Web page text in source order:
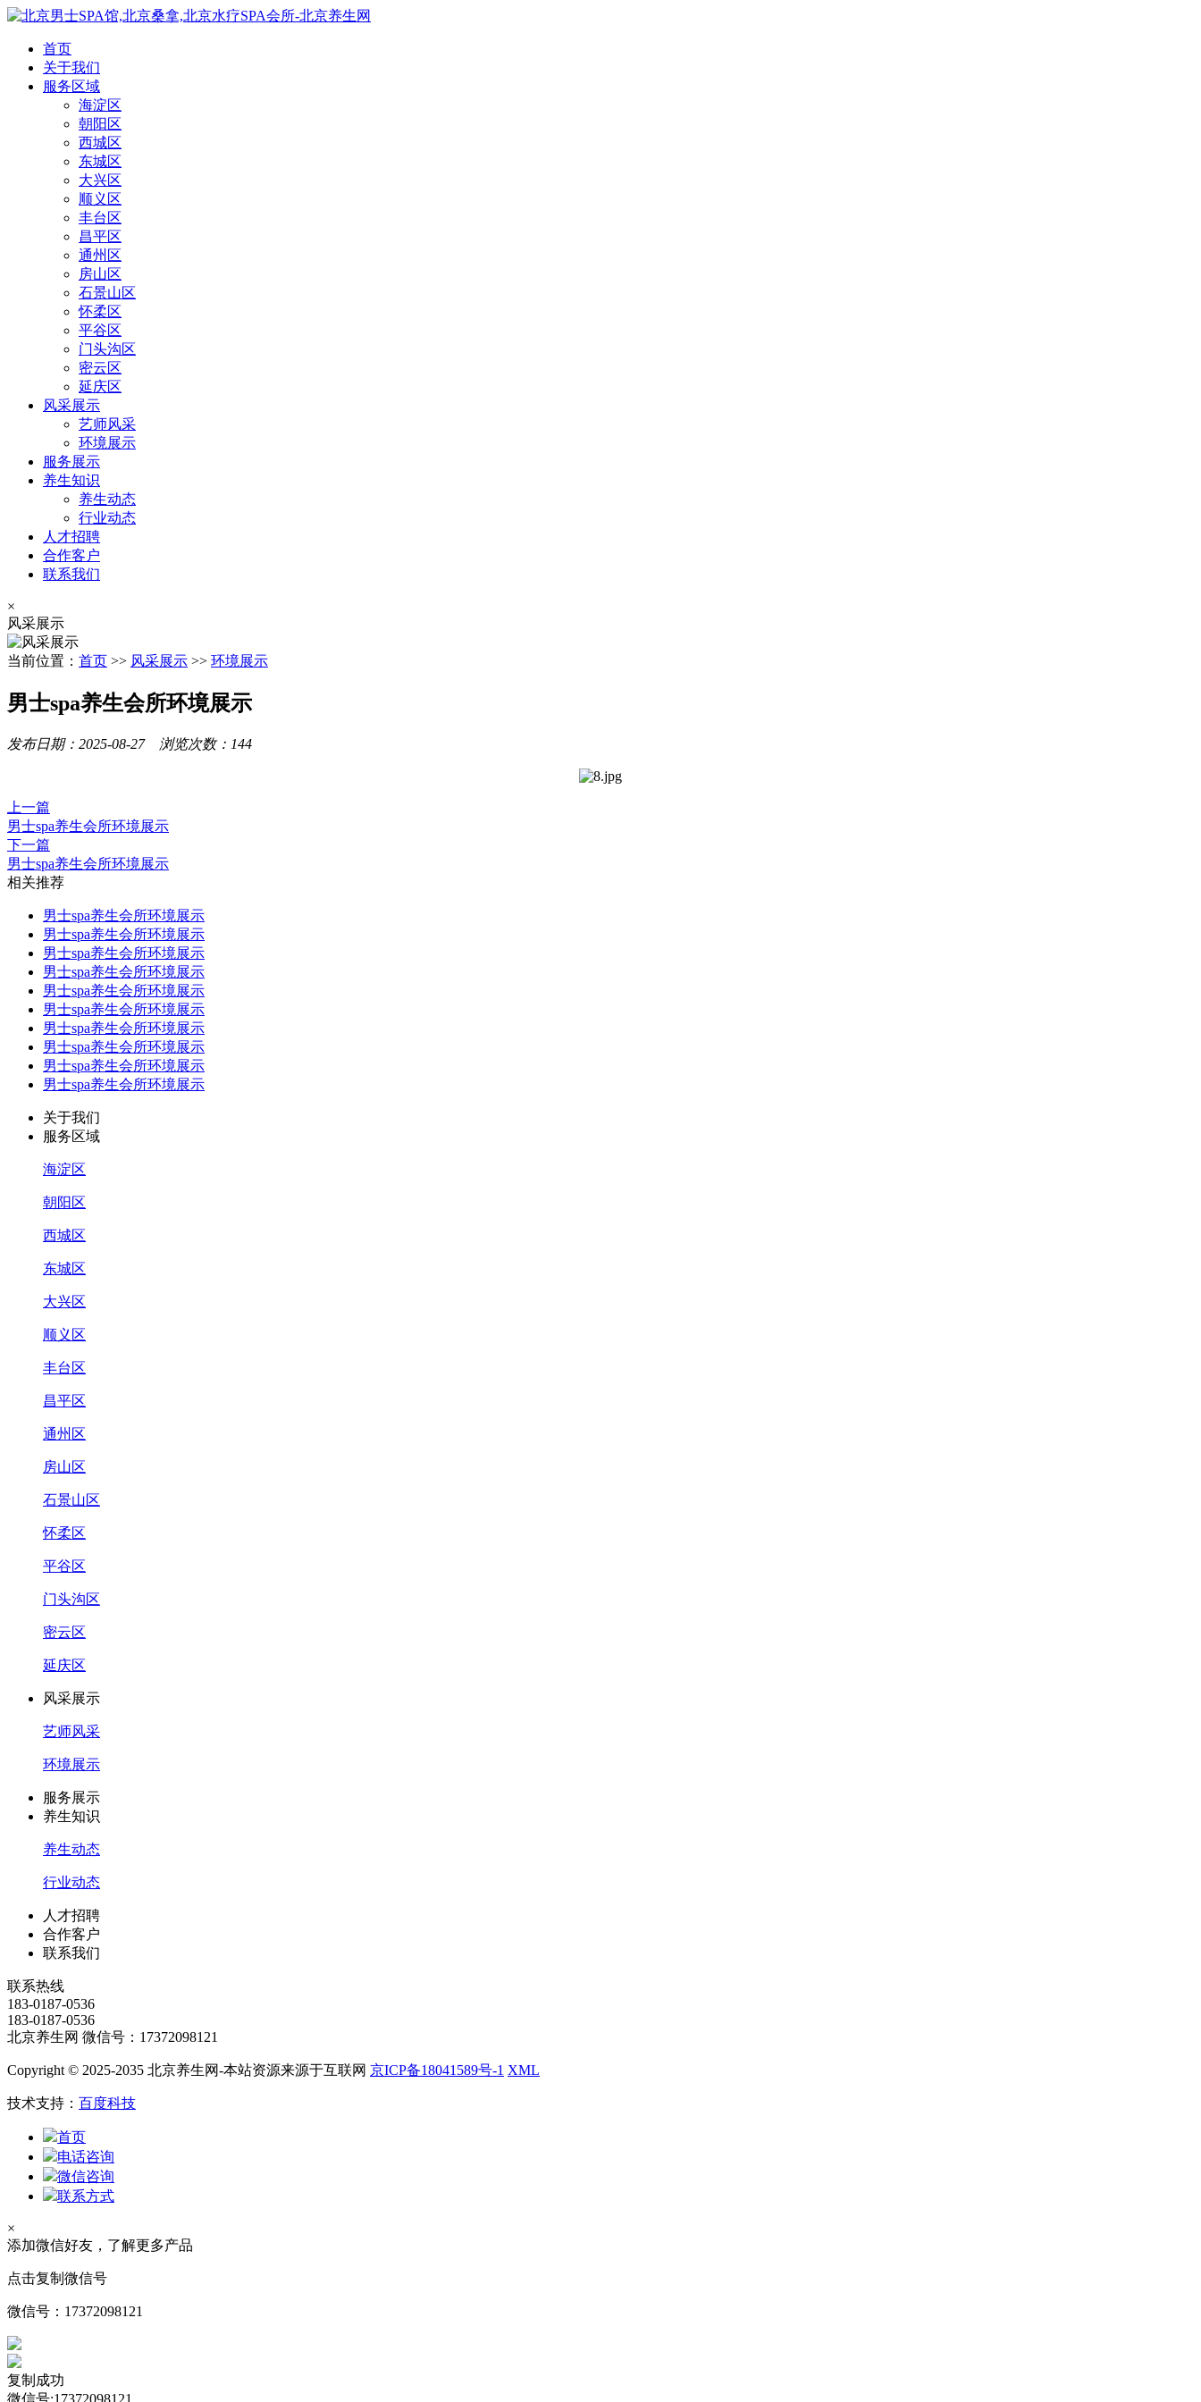
首页
关于我们
服务区域
海淀区
朝阳区
西城区
东城区
大兴区
顺义区
丰台区
昌平区
通州区
房山区
石景山区
怀柔区
平谷区
门头沟区
密云区
延庆区
风采展示
艺师风采
环境展示
服务展示
养生知识
养生动态
行业动态
人才招聘
合作客户
联系我们
×
风采展示
当前位置： 首页 >> 风采展示 >> 环境展示
男士spa养生会所环境展示
发布日期：2025-08-27 浏览次数：144
上一篇
男士spa养生会所环境展示
下一篇
男士spa养生会所环境展示
相关推荐
男士spa养生会所环境展示
男士spa养生会所环境展示
男士spa养生会所环境展示
男士spa养生会所环境展示
男士spa养生会所环境展示
男士spa养生会所环境展示
男士spa养生会所环境展示
男士spa养生会所环境展示
男士spa养生会所环境展示
男士spa养生会所环境展示
关于我们
服务区域
海淀区
朝阳区
西城区
东城区
大兴区
顺义区
丰台区
昌平区
通州区
房山区
石景山区
怀柔区
平谷区
门头沟区
密云区
延庆区
风采展示
艺师风采
环境展示
服务展示
养生知识
养生动态
行业动态
人才招聘
合作客户
联系我们
联系热线
183-0187-0536
183-0187-0536
北京养生网 微信号：17372098121
Copyright © 2025-2035 北京养生网-本站资源来源于互联网 京ICP备18041589号-1 XML
技术支持： 百度科技
首页
电话咨询
微信咨询
联系方式
×
添加微信好友，了解更多产品
点击复制微信号
微信号： 17372098121
复制成功
微信号:17372098121